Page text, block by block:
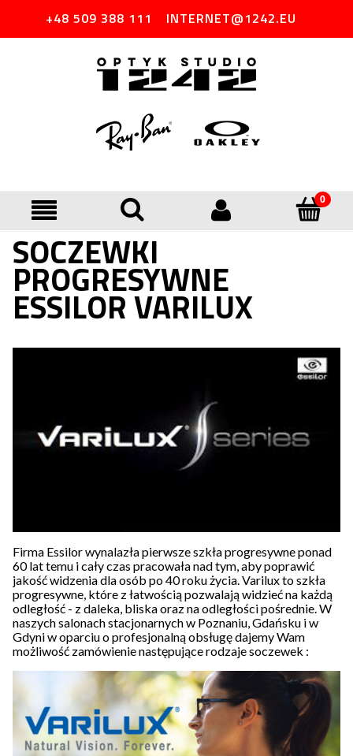
+48 509 388 111 INTERNET@1242.EU
SOCZEWKI
PROGRESYWNE
ESSILOR VARILUX
Firma Essilor wynalazła pierwsze szkła progresywne ponad
60 lat temu i cały czas pracowała nad tym, aby poprawić
jakość widzenia dla osób po 40 roku życia. Varilux to szkła
progresywne, które z łatwością pozwalają widzieć na każdą
odległość - z daleka, bliska oraz na odległości pośrednie. W
naszych salonach stacjonarnych w Poznaniu, Gdańsku i w
Gdyni w oparciu o profesjonalną obsługę dajemy Wam
możliwość zamówienie następujące rodzaje soczewek :